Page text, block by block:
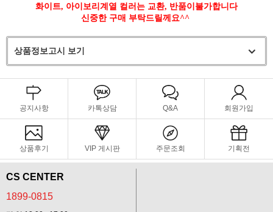
화이트, 아이보리계열 컬러는 교환, 반품이불가합니다
신중한 구매 부탁드릴께요^^
상품정보고시 보기
공지사항 카톡상담 Q&A 회원가입
상품후기 VIP 게시판 주문조회 기획전
CS CENTER
1899-0815